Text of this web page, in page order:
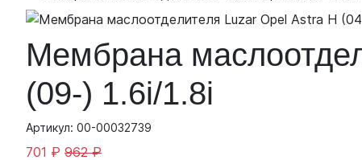
Мембрана
(09-) 1.6i/1.8i
Артикул: 00-00032739
701 ₽ 962 ₽